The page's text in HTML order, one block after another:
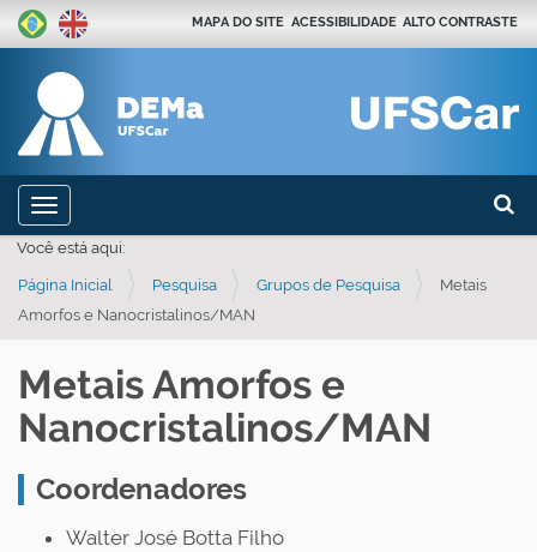
Busca
MAPA DO SITE ACESSIBILIDADE ALTO CONTRASTE
Toggle navigation
Você está aqui:
Página Inicial Pesquisa Grupos de Pesquisa
Metais
Amorfos e Nanocristalinos/MAN
Metais Amorfos e
Nanocristalinos/MAN
Coordenadores
Walter José Botta Filho